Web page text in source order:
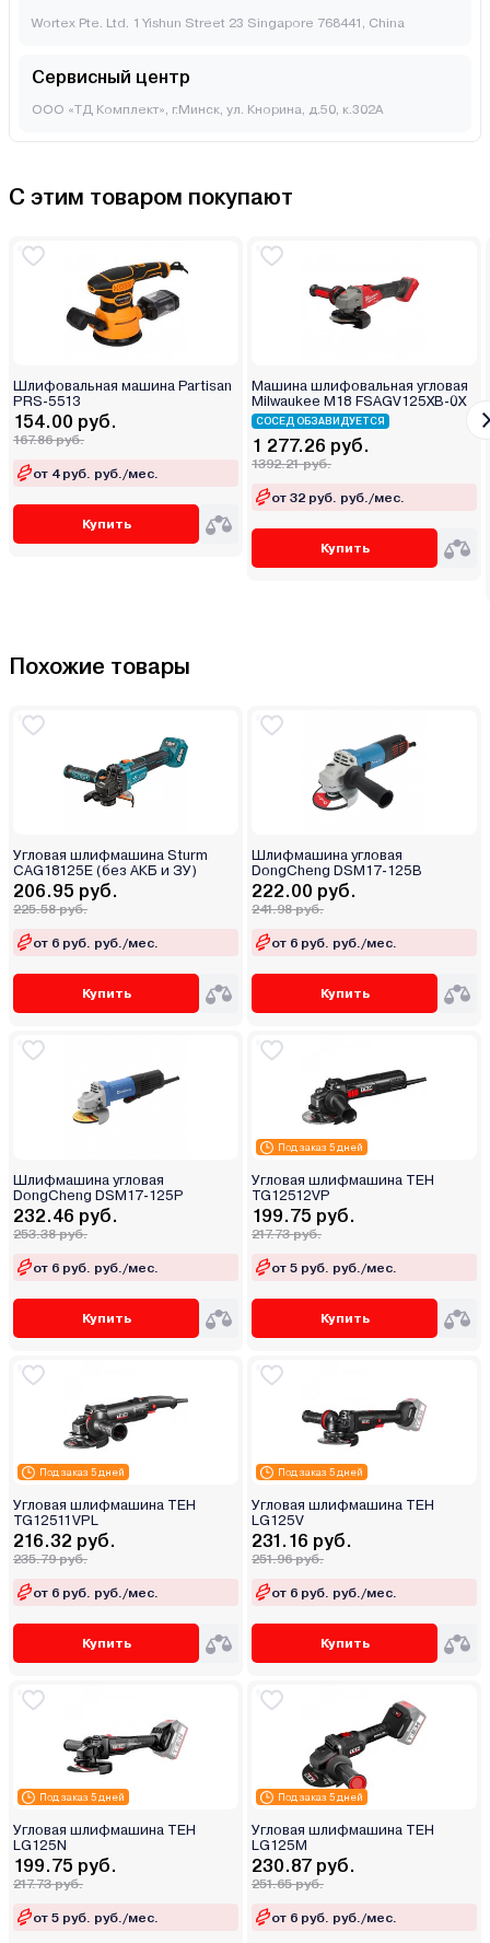
Wortex Pte. Ltd. 1 Yishun Street 23 Singapore 768441, China
Сервисный центр
ООО «ТД Комплект», г.Минск, ул. Кнорина, д.50, к.302А
С этим товаром покупают
Шлифовальная машина Partisan
PRS-5513
154.00 руб.
167.86 руб.
от 4 руб. руб./мес.
Купить
Машина шлифовальная угловая
Milwaukee M18 FSAGV125XB-0X
СОСЕД ОБЗАВИДУЕТСЯ
1 277.26 руб.
1392.21 руб.
от 32 руб. руб./мес.
Купить
Похожие товары
Угловая шлифмашина Sturm
CAG18125E (без АКБ и ЗУ)
206.95 руб.
225.58 руб.
от 6 руб. руб./мес.
Купить
Шлифмашина угловая
DongCheng DSM17-125B
222.00 руб.
241.98 руб.
от 6 руб. руб./мес.
Купить
Шлифмашина угловая
DongCheng DSM17-125P
232.46 руб.
253.38 руб.
от 6 руб. руб./мес.
Купить
Под заказ 5 дней
Угловая шлифмашина TEH
TG12512VP
199.75 руб.
217.73 руб.
от 5 руб. руб./мес.
Купить
Под заказ 5 дней
Угловая шлифмашина TEH
TG12511VPL
216.32 руб.
235.79 руб.
от 6 руб. руб./мес.
Купить
Под заказ 5 дней
Угловая шлифмашина TEH
LG125V
231.16 руб.
251.96 руб.
от 6 руб. руб./мес.
Купить
Под заказ 5 дней
Угловая шлифмашина TEH
LG125N
199.75 руб.
217.73 руб.
от 5 руб. руб./мес.
Под заказ 5 дней
Угловая шлифмашина TEH
LG125M
230.87 руб.
251.65 руб.
от 6 руб. руб./мес.